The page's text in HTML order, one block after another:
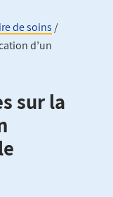
de soins
d’un
sur la